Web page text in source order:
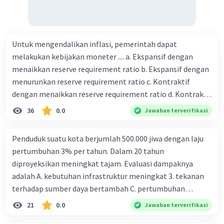
Untuk mengendalikan inflasi, pemerintah dapat
melakukan kebijakan moneter .... a. Ekspansif dengan
menaikkan reserve requirement ratio b. Ekspansif dengan
menurunkan reserve requirement ratio c. Kontraktif
dengan menaikkan reserve requirement ratio d. Kontraktif
dengan menurunkan reserve requirement ratio e.
Ekspansif dengan menaikkan tingkat diskonto Bila Bank
ceteris paribus maka .... a. Menimbulkan inflasi di mana
bentuk kurva jumlah uang beredar (penawaran uang) naik
dari kiri bawah ke kanan atas b. Menimbulkan deflasi di
mana bentuk kurva jumlah uang beredar (penawaran
uang) naik dari kiri bawah ke kanan atas c. Tingkat bunga
meningkat di mana bentuk kurva jumlah uang beredar
36 0.0 Jawaban terverifikasi
Penduduk suatu kota berjumlah 500.000 jiwa dengan laju
pertumbuhan 3% per tahun. Dalam 20 tahun
diproyeksikan meningkat tajam. Evaluasi dampaknya
adalah A. kebutuhan infrastruktur meningkat 3. tekanan
terhadap sumber daya bertambah C. pertumbuhan
eksponensial berdampak jangka panjang D. tidak
memengaruhi tata ruang E. proyeksi penduduk penting
21 0.0 Jawaban terverifikasi